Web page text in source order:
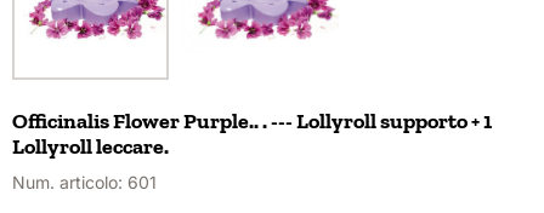
Officinalis Flower Purple.. . --- Lollyroll supporto + 1
Lollyroll leccare.
Num. articolo: 601